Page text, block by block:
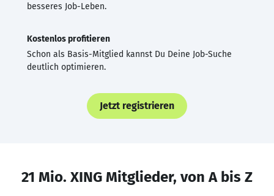
besseres Job-Leben.
Kostenlos profitieren
Schon als Basis-Mitglied kannst Du Deine Job-Suche
deutlich optimieren.
Jetzt registrieren
21 Mio. XING Mitglieder, von A bis Z